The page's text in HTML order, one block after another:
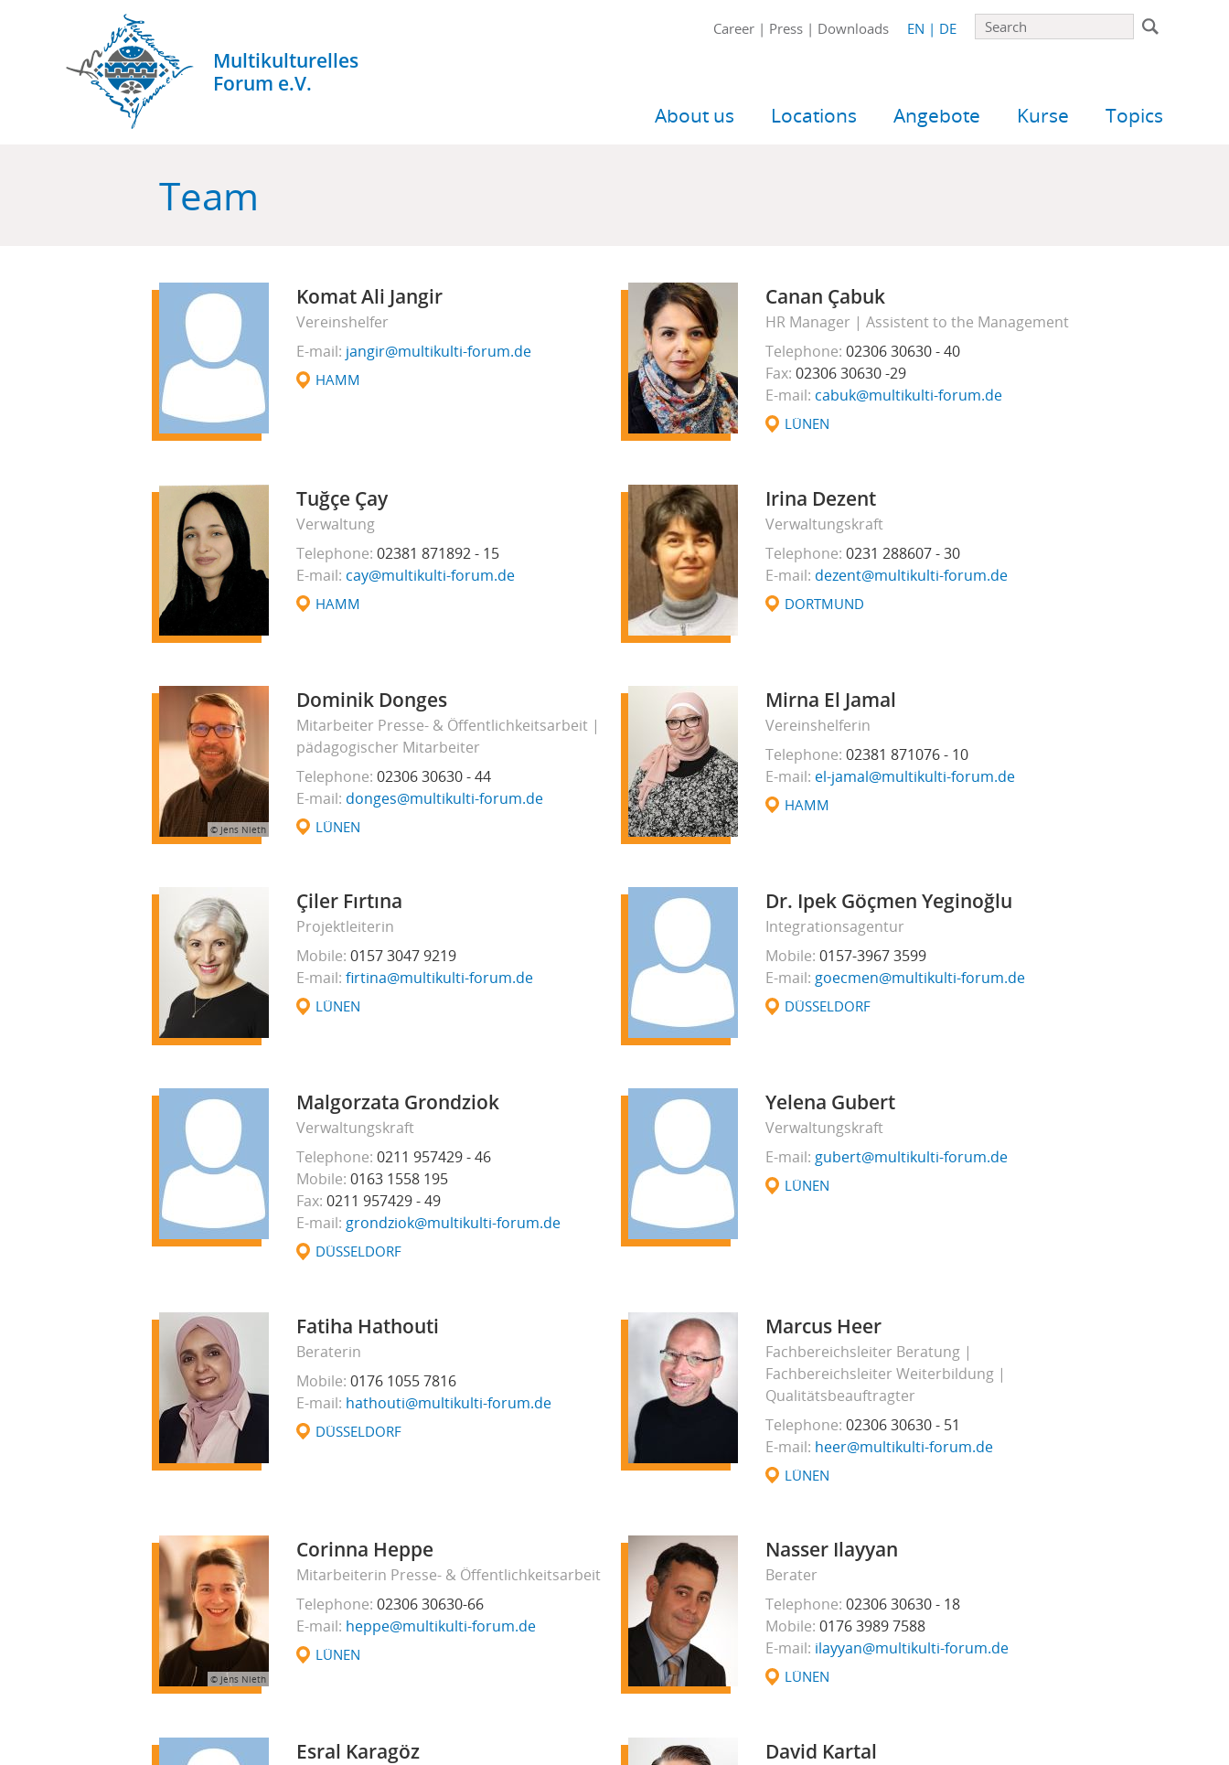
Multikulturelles
Forum e.V.
Stark
durch
Vielfalt.
Meta-
Career Press Downloads EN DE Search
Main
About us Locations Angebote Kurse Topics
Team
Komat Ali Jangir
Vereinshelfer
E-mail jangir@multikulti-forum.de
HAMM
Canan Çabuk
HR Manager
Assistent to the Management
Telephone 02306 30630 - 40
Fax 02306 30630 -29
E-mail cabuk@multikulti-forum.de
LÜNEN
Tuğçe Çay
Verwaltung
Telephone 02381 871892 - 15
E-mail cay@multikulti-forum.de
HAMM
Irina Dezent
Verwaltungskraft
Telephone 0231 288607 - 30
E-mail dezent@multikulti-forum.de
DORTMUND
© Jens Nieth
Dominik Donges
Mitarbeiter Presse- & Öffentlichkeitsarbeit
pädagogischer Mitarbeiter
Telephone 02306 30630 - 44
E-mail donges@multikulti-forum.de
LÜNEN
Mirna El Jamal
Vereinshelferin
Telephone 02381 871076 - 10
E-mail el-jamal@multikulti-forum.de
HAMM
Çiler Fırtına
Projektleiterin
Mobile 0157 3047 9219
E-mail firtina@multikulti-forum.de
LÜNEN
Dr. Ipek Göçmen Yeginoğlu
Integrationsagentur
Mobile 0157-3967 3599
E-mail goecmen@multikulti-forum.de
DÜSSELDORF
Malgorzata Grondziok
Verwaltungskraft
Telephone 0211 957429 - 46
Mobile 0163 1558 195
Fax 0211 957429 - 49
E-mail grondziok@multikulti-forum.de
DÜSSELDORF
Yelena Gubert
Verwaltungskraft
E-mail gubert@multikulti-forum.de
LÜNEN
Fatiha Hathouti
Beraterin
Mobile 0176 1055 7816
E-mail hathouti@multikulti-forum.de
DÜSSELDORF
Marcus Heer
Fachbereichsleiter Beratung
Fachbereichsleiter Weiterbildung
Qualitätsbeauftragter
Telephone 02306 30630 - 51
E-mail heer@multikulti-forum.de
LÜNEN
© Jens Nieth
Corinna Heppe
Mitarbeiterin Presse- & Öffentlichkeitsarbeit
Telephone 02306 30630-66
E-mail heppe@multikulti-forum.de
LÜNEN
Nasser Ilayyan
Berater
Telephone 02306 30630 - 18
Mobile 0176 3989 7588
E-mail ilayyan@multikulti-forum.de
LÜNEN
Esral Karagöz David Kartal